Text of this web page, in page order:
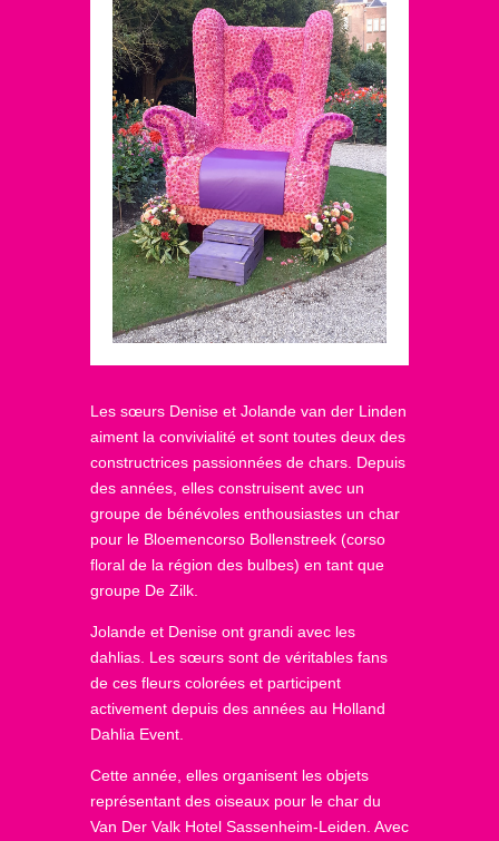
Les sœurs Denise et Jolande van der Linden
aiment la convivialité et sont toutes deux des
constructrices passionnées de chars. Depuis
des années, elles construisent avec un
groupe de bénévoles enthousiastes un char
pour le Bloemencorso Bollenstreek (corso
floral de la région des bulbes) en tant que
groupe De Zilk.
Jolande et Denise ont grandi avec les
dahlias. Les sœurs sont de véritables fans
de ces fleurs colorées et participent
activement depuis des années au Holland
Dahlia Event.
Cette année, elles organisent les objets
représentant des oiseaux pour le char du
Van Der Valk Hotel Sassenheim-Leiden. Avec